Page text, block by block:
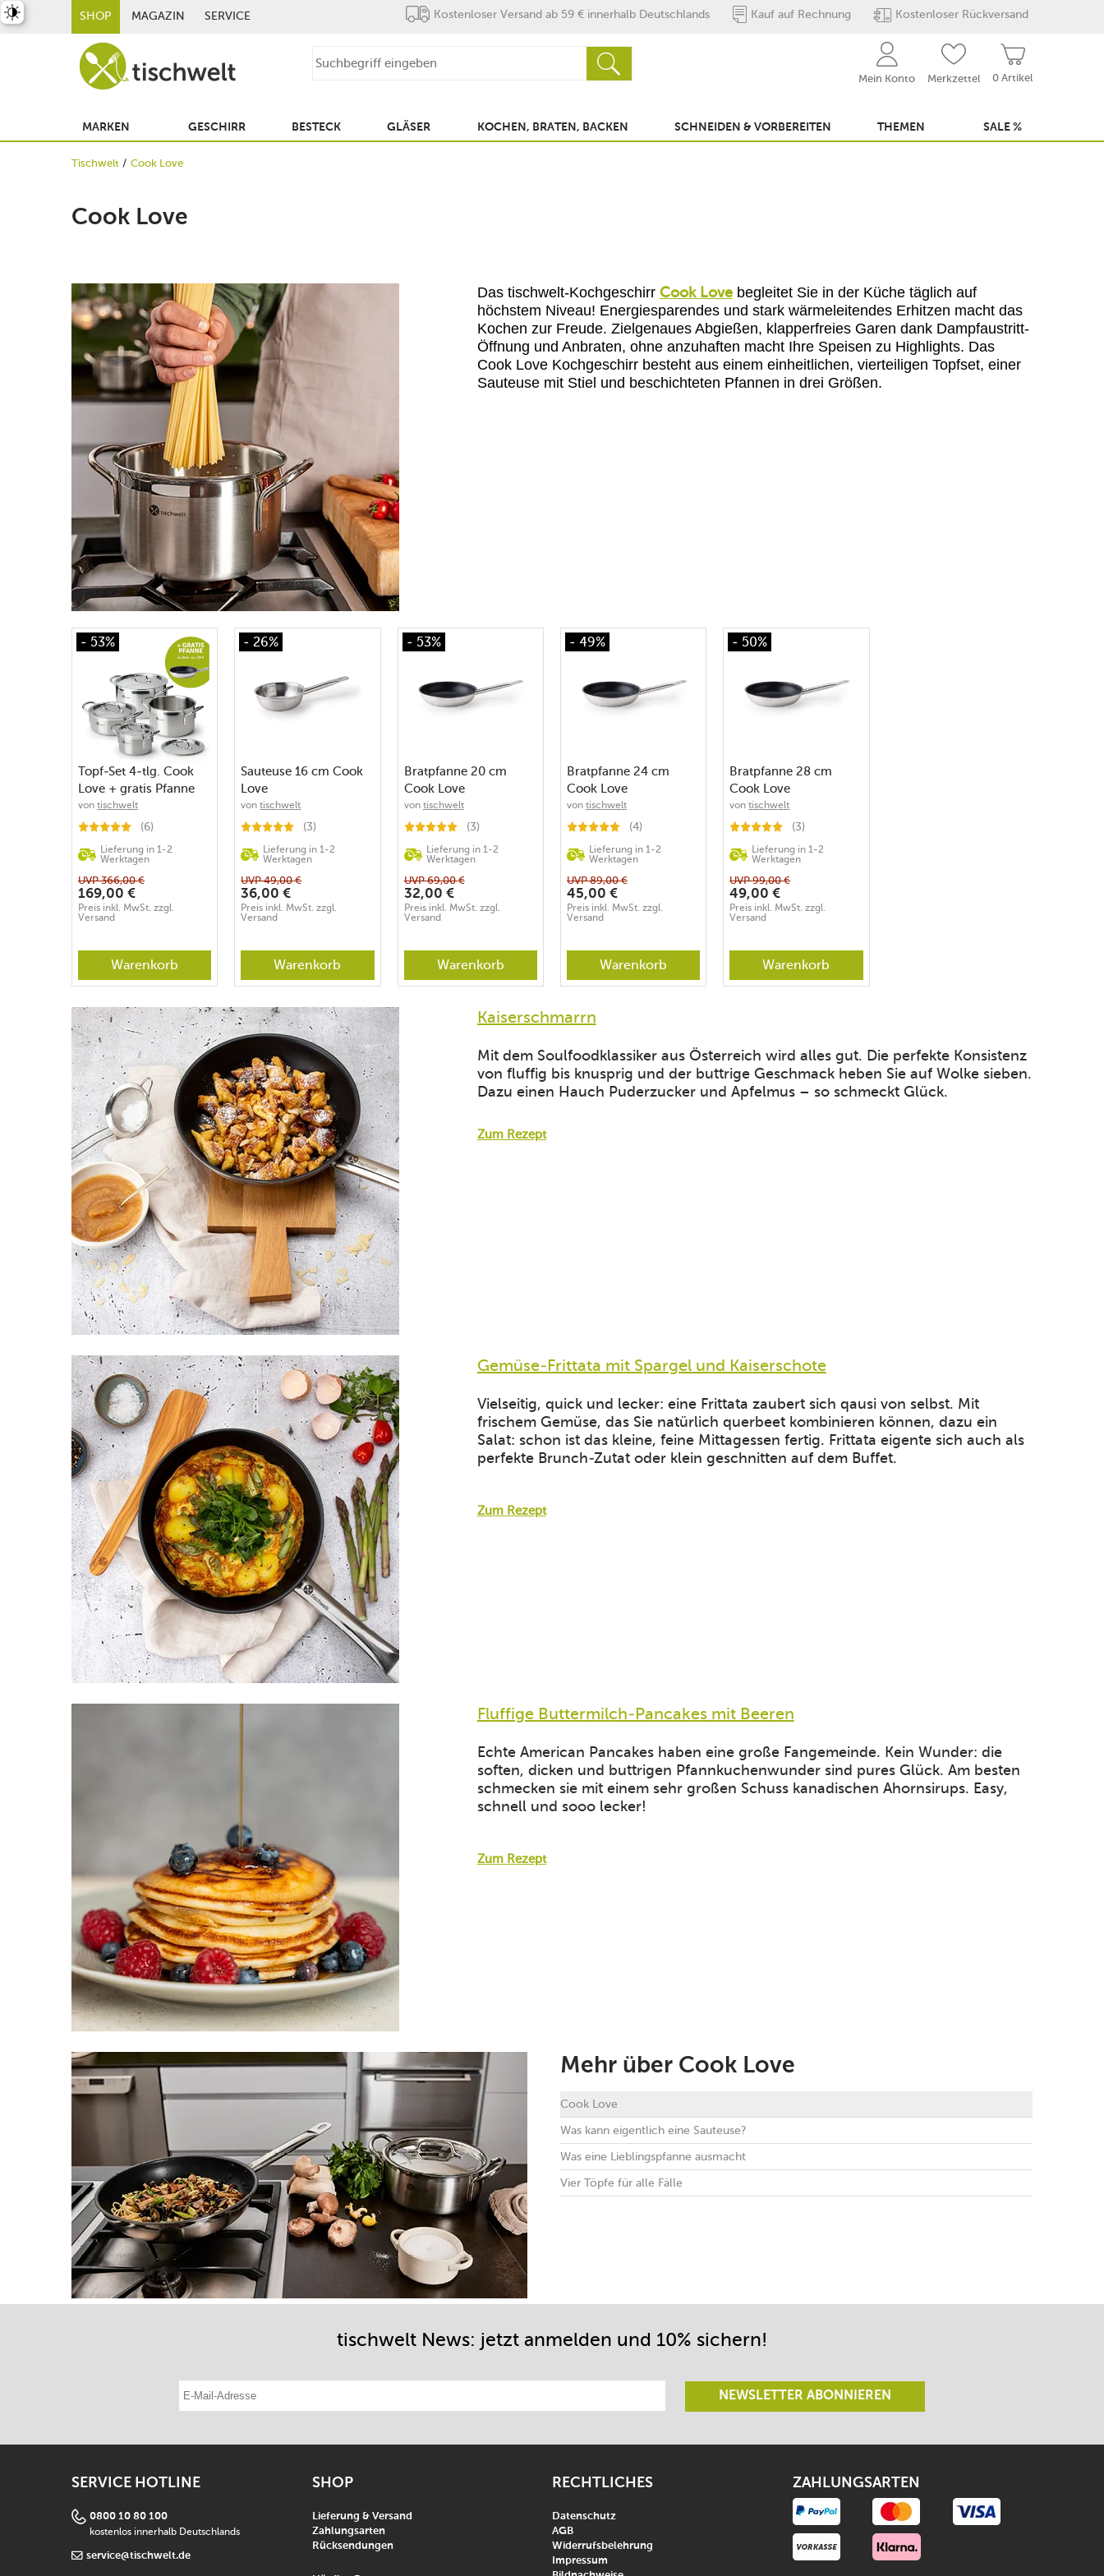
SHOP MAGAZIN SERVICE Kostenloser Versand ab 59 € innerhalb Deutschlands Kauf auf Rechnung Kostenloser Rückversand
0 Artikel
Mein Konto Merkzettel
MARKEN GESCHIRR BESTECK GLÄSER KOCHEN, BRATEN, BACKEN SCHNEIDEN & VORBEREITEN THEMEN SALE %
Tischwelt Cook Love
Cook Love
Das tischwelt-Kochgeschirr Cook Lovebegleitet Sie in der Küche täglich auf
höchstem Niveau! Energiesparendes und stark wärmeleitendes Erhitzen macht das
Kochen zur Freude. Zielgenaues Abgießen, klapperfreies Garen dank Dampfaustritt-
Öffnung und Anbraten, ohne anzuhaften macht Ihre Speisen zu Highlights. Das
Cook Love Kochgeschirr besteht aus einem einheitlichen, vierteiligen Topfset, einer
Sauteuse mit Stiel und beschichteten Pfannen in drei Größen.
- 53%
Topf-Set 4-tlg. Cook
Love + gratis Pfanne
von tischwelt
(6)
Lieferung in 1-2
Werktagen
UVP366,00 €
169,00 €
Preis inkl. MwSt. zzgl.
Versand
Warenkorb
- 26%
Sauteuse 16 cm Cook
Love
vontischwelt
(3)
Lieferung in 1-2
Werktagen
UVP49,00 €
36,00 €
Preis inkl. MwSt. zzgl.
Versand
Warenkorb
- 53%
Bratpfanne 20 cm
Cook Love
von tischwelt
(3)
Lieferung in 1-2
Werktagen
UVP69,00 €
32,00 €
Preis inkl. MwSt. zzgl.
Versand
Warenkorb
- 49%
Bratpfanne 24 cm
Cook Love
von tischwelt
(4)
Lieferung in 1-2
Werktagen
UVP89,00 €
45,00 €
Preis inkl. MwSt. zzgl.
Versand
Warenkorb
- 50%
Bratpfanne 28 cm
Cook Love
vontischwelt
(3)
Lieferung in 1-2
Werktagen
UVP99,00 €
49,00 €
Preis inkl. MwSt. zzgl.
Versand
Warenkorb
Kaiserschmarrn
Mit dem Soulfoodklassiker aus Österreich wird alles gut. Die perfekte Konsistenz
von fluffig bis knusprig und der buttrige Geschmack heben Sie auf Wolke sieben.
Dazu einen Hauch Puderzucker und Apfelmus – so schmeckt Glück.
Zum Rezept
Gemüse-Frittata mit Spargel und Kaiserschote
Vielseitig, quick und lecker: eine Frittata zaubert sich qausi von selbst. Mit
frischem Gemüse, das Sie natürlich querbeet kombinieren können, dazu ein
Salat: schon ist das kleine, feine Mittagessen fertig. Frittata eigente sich auch als
perfekte Brunch-Zutat oder klein geschnitten auf dem Buffet.
Zum Rezept
Fluffige Buttermilch-Pancakes mit Beeren
Echte American Pancakes haben eine große Fangemeinde. Kein Wunder: die
soften, dicken und buttrigen Pfannkuchenwunder sind pures Glück. Am besten
schmecken sie mit einem sehr großen Schuss kanadischen Ahornsirups. Easy,
schnell und sooo lecker!
Zum Rezept
Mehr über Cook Love
Cook Love
Was kann eigentlich eine Sauteuse?
Was eine Lieblingspfanne ausmacht
Vier Töpfe für alle Fälle
tischwelt News: jetzt anmelden und 10% sichern!
E-Mail-Adresse eintragen
NEWSLETTER ABONNIEREN
SERVICE HOTLINE
0800 10 80 100
kostenlos innerhalb Deutschlands
service@tischwelt.de
SHOP
Lieferung & Versand
Zahlungsarten
Rücksendungen
RECHTLICHES
Datenschutz
AGB
Widerrufsbelehrung
Impressum
ZAHLUNGSARTEN
umschalten